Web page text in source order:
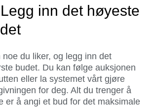
Legg inn det høyeste
noe du liker, og legg inn det
budet. Du kan følge auksjonen
eller la systemet vårt gjøre
for deg. Alt du trenger å
er å angi et bud for det maksimale